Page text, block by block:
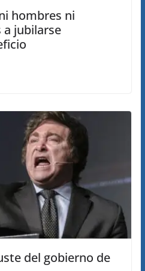
hombres ni
a jubilarse
del gobierno de